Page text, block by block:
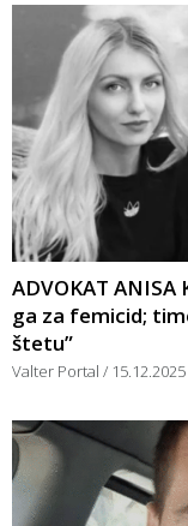
ADVOKAT ANISA
ga za femicid;
štetu”
Valter Portal 15.12.2025